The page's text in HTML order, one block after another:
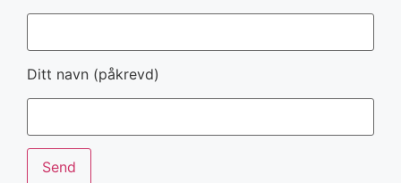
Ditt navn (påkrevd)